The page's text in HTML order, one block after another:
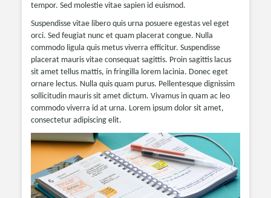
tempor. Sed molestie vitae sapien id euismod.
Suspendisse vitae libero quis urna posuere egestas vel eget
orci. Sed feugiat nunc et quam placerat congue. Nulla
commodo ligula quis metus viverra efficitur. Suspendisse
placerat mauris vitae consequat sagittis. Proin sagittis lacus
sit amet tellus mattis, in fringilla lorem lacinia. Donec eget
ornare lectus. Nulla quis quam purus. Pellentesque dignissim
sollicitudin mauris sit amet dictum. Vivamus in quam ac leo
commodo viverra id at urna. Lorem ipsum dolor sit amet,
consectetur adipiscing elit.